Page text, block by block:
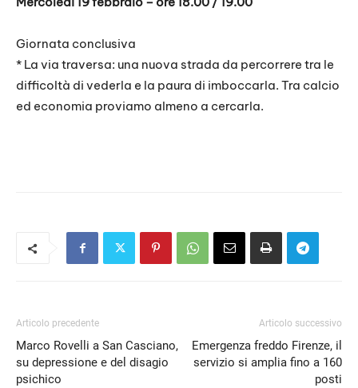
Giornata conclusiva
* La via traversa: una nuova strada da percorrere tra le
difficoltà di vederla e la paura di imboccarla. Tra calcio
ed economia proviamo almeno a cercarla.
Articolo precedente
Marco Rovelli a San Casciano,
su depressione e del disagio
psichico
Articolo successivo
Emergenza freddo Firenze, il
servizio si amplia fino a 160
posti